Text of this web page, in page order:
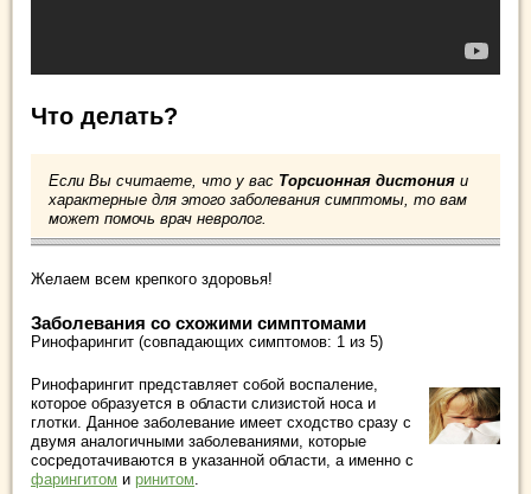
Что делать?
Если Вы считаете, что у вас Торсионная дистония и
характерные для этого заболевания симптомы, то вам
может помочь врач невролог.
Желаем всем крепкого здоровья!
Заболевания со схожими симптомами
Ринофарингит (совпадающих симптомов: 1 из 5)
Ринофарингит представляет собой воспаление,
которое образуется в области слизистой носа и
глотки. Данное заболевание имеет сходство сразу с
двумя аналогичными заболеваниями, которые
сосредотачиваются в указанной области, а именно с
фарингитом и ринитом